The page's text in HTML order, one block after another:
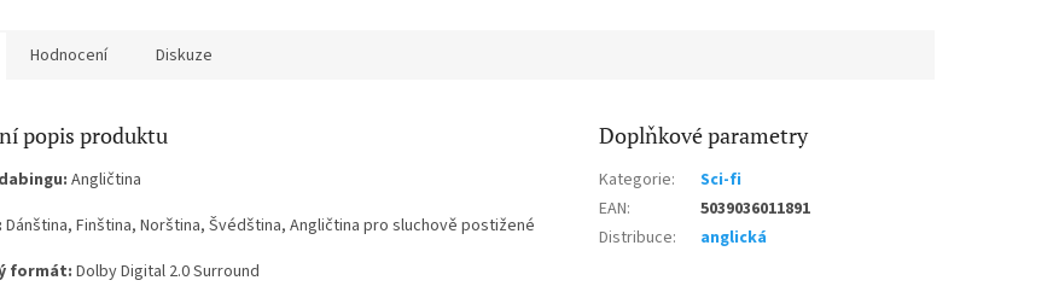
Hodnocení Diskuze
popis produktu
Angličtina
Dánština, Finština, Norština, Švédština, Angličtina pro sluchově postižené
formát:Dolby Digital 2.0 Surround
Doplňkové parametry
Kategorie:
Sci-fi
EAN:
5039036011891
Distribuce: anglická